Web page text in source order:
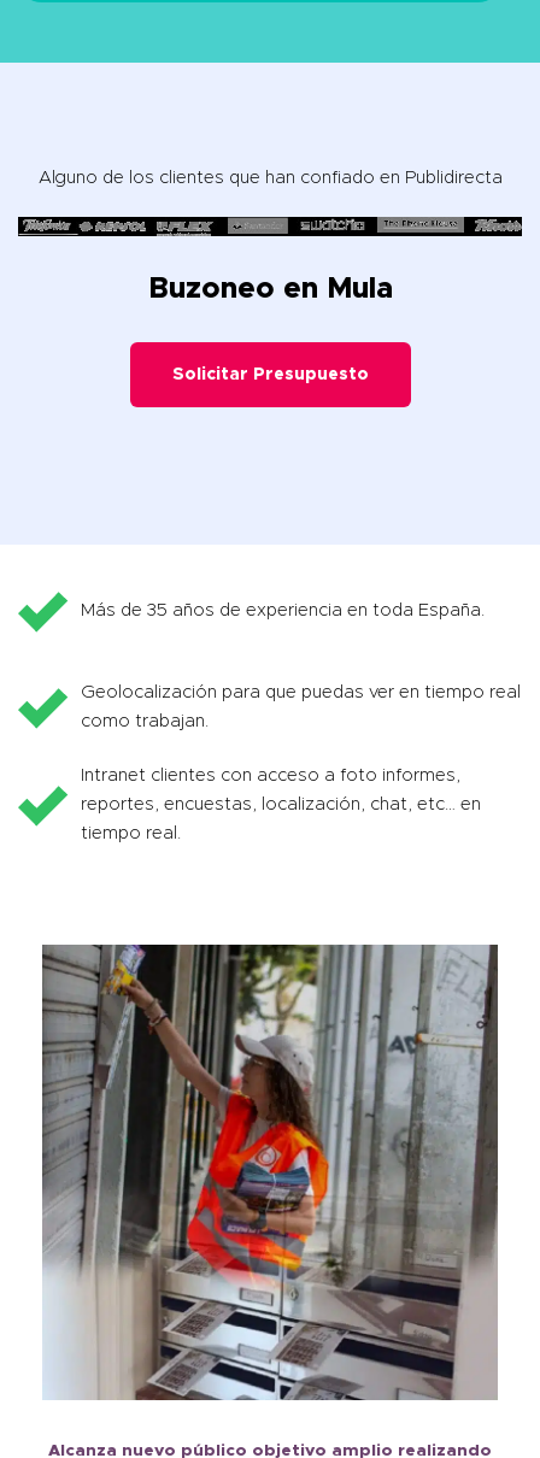
Alguno de los clientes que han confiado en Publidirecta
Buzoneo en Mula
Solicitar Presupuesto
Más de 35 años de experiencia en toda España.
Geolocalización para que puedas ver en tiempo real
como trabajan.
Intranet clientes con acceso a foto informes,
reportes, encuestas, localización, chat, etc… en
tiempo real.
Alcanza nuevo público objetivo amplio realizando